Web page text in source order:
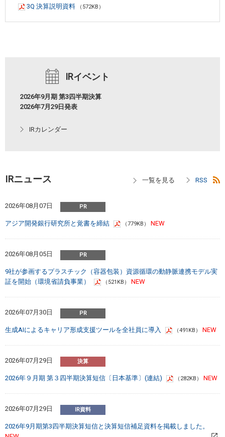
3Q 決算説明資料 （572KB）
IRイベント
2026年9月期 第3四半期決算
2026年7月29日発表
IRカレンダー
IRニュース
2026年08月07日
アジア開発銀行研究所と覚書を締結 （779KB）
2026年08月05日
9社が参画するプラスチック（容器包装）資源循環の動静脈連携モデル実
証を開始（環境省請負事業）
（521KB）
2026年07月30日
生成AIによるキャリア形成支援ツールを全社員に導入 （491KB）
2026年07月29日
2026年９月期 第３四半期決算短信〔日本基準〕(連結) （282KB）
2026年07月29日
2026年9月期第3四半期決算短信と決算短信補足資料を掲載しました。